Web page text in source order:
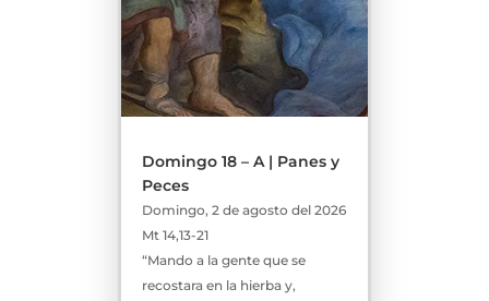
Domingo 18 – A | Panes y
Peces
Domingo, 2 de agosto del 2026
Mt 14,13-21
“Mando a la gente que se
recostara en la hierba y,